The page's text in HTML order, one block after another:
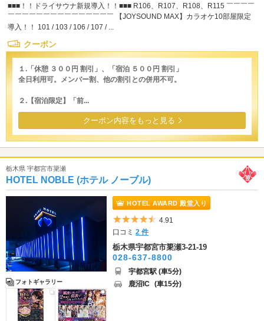
■■■！！ドライサウナ新規導入！！■■■ R106、R107、R108、R115 ￣￣￣￣
￣￣￣￣￣￣￣￣￣￣￣￣￣￣￣ 【JOYSOUND MAX】カラオケ10部屋限定
導入！！ 101 / 103 / 106 / 107 / ...
クーポン
１.「休憩 ３００円 割引」、「宿泊 ５００円 割引」
全日利用可。メンバー割、他の割引との併用不可。
２.【宿泊限定】「前...
クーポン内容をもっと見る
栃木県 宇都宮市簗瀬
HOTEL NOBLE (ホテル ノーブル)
フォトギャラリー
HOTEL AWARD 殿堂入り
5つ星のうち4.5
4.91
口コミ2 件
栃木県宇都宮市簗瀬3-21-19
028-637-8800
宇都宮駅 (車5分)
鹿沼IC (車15分)